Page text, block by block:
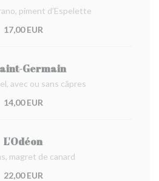
piment d’Espelette
17,00 EUR
Germain
avec ou sans câpres
14,00 EUR
L'Odéon
magret de canard
22,00 EUR